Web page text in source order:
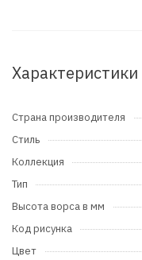
Характеристики
Страна производителя
Стиль
Коллекция
Тип
Высота ворса в мм
Код рисунка
Цвет